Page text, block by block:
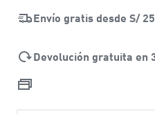
Envío gratis desde S/
Devolución gratuita en